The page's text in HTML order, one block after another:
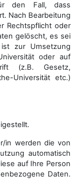
den Fall, dass
Nach Bearbeitung
Rechtspflicht oder
gelöscht, es sei
zur Umsetzung
oder auf
(z.B. Gesetz,
Universität etc.)
in werden die von
automatisch
auf Ihre Person
Daten.